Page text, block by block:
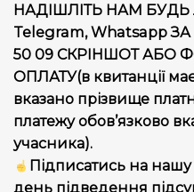
НАДІШЛІТЬ НАМ БУДЬ
Telegram, Whatsapp
50 09 СКРІНШОТ АБО
ОПЛАТУ(в квитанції
вказано прізвище
платежу обов’язково
учасника).
Підписатись на
день підведення